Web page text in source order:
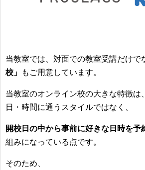
当教室では、対面での教室受講だけで
校」
もご用意しています。
当教室のオンライン校の大きな特徴は
日・時間に通うスタイルではなく、
開校日の中から事前に好きな日時を予
組みになっている点です。
そのため、